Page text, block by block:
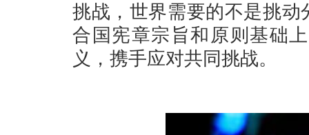
挑战，世界需要的不是挑动
合国宪章宗旨和原则基础
义，携手应对共同挑战。